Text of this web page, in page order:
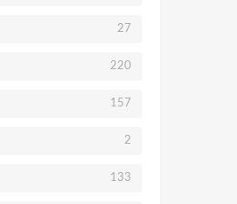
27
220
157
2
133